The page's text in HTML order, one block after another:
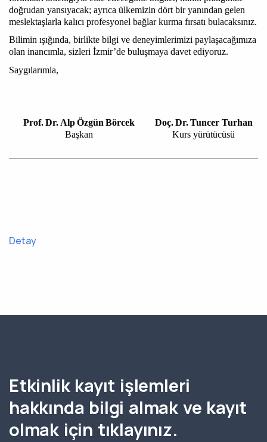
doğrudan yansıyacak; ayrıca ülkemizin dört bir yanından gelen
meslektaşlarla kalıcı profesyonel bağlar kurma fırsatı bulacaksınız.
Bilimin ışığında, birlikte bilgi ve deneyimlerimizi paylaşacağımıza
olan inancımla, sizleri İzmir’de buluşmaya davet ediyoruz.
Saygılarımla,
Prof. Dr. Alp Özgün Börcek
Başkan
Doç. Dr. Tuncer Turhan
Kurs yürütücüsü
Detay
Etkinlik kayıt işlemleri
hakkında bilgi almak ve kayıt
olmak için tıklayınız.